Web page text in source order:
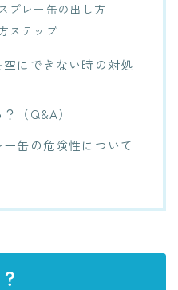
プレー缶の出し方
ステップ
にできない時の対処
（Q&A）
缶の危険性について